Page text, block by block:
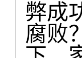
弊成
腐败